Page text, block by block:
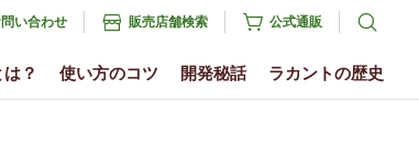
？ 使い方のコツ 開発秘話 ラカントの歴史
い合わせ 販売店舗検索 公式通販